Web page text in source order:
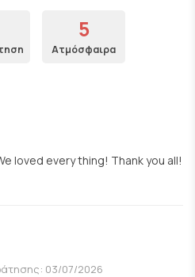
5
Ατμόσφαιρα
loved every thing! Thank you all!
03/07/2026